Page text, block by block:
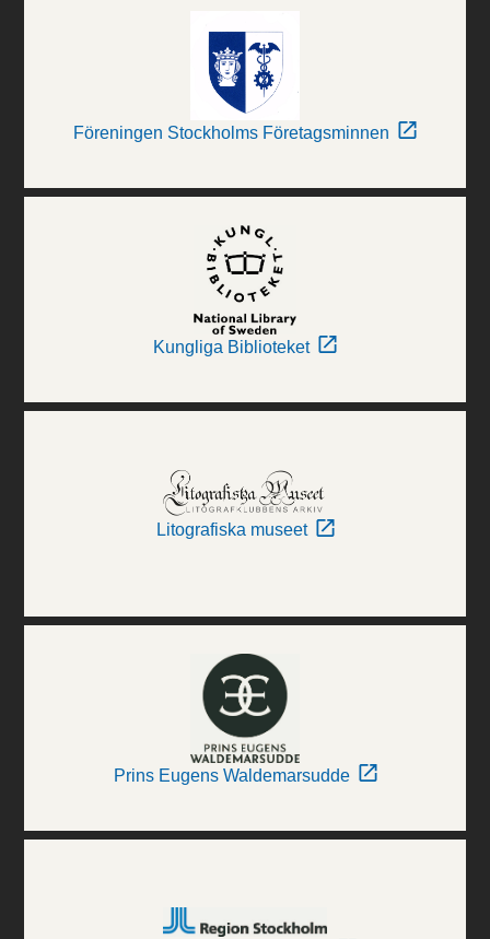
Föreningen Stockholms Företagsminnen
Kungliga Biblioteket
Litografiska museet
Prins Eugens Waldemarsudde